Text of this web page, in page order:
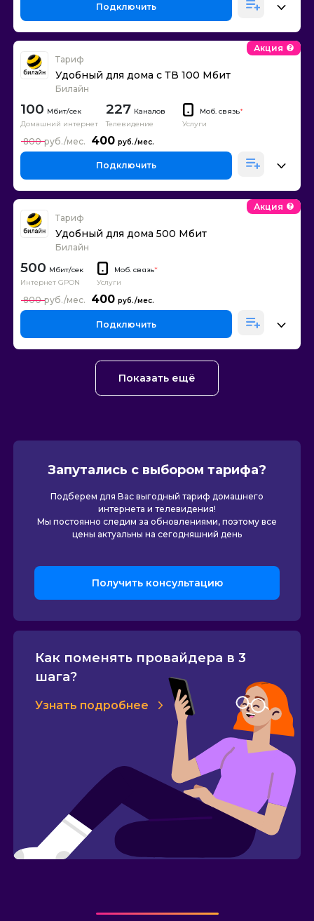
Запутались с выбором тарифа?
Подберем для Вас выгодный тариф домашнего
интернета и телевидения!
Мы постоянно следим за обновлениями, поэтому все
цены актуальны на сегодняшний день
Получить консультацию
Как поменять провайдера в 3
шага?
Узнать подробнее
Подключить
Тариф
Удобный для дома с ТВ 100 Мбит
Билайн
Акция
100
Домашний интернет
227 Каналов
Телевидение
Моб. связь*
Услуги
400
800
Подключить
Тариф
Удобный для дома 500 Мбит
Билайн
Акция
500
Интернет GPON
Моб. связь*
Услуги
400
800
Подключить
Показать ещё